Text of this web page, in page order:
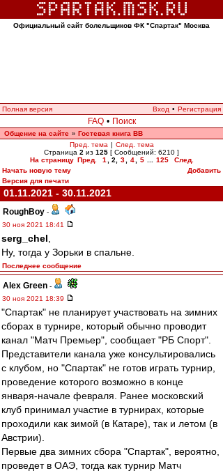
Официальный сайт болельщиков ФК "Спартак" Москва
Полная версия Вход • Регистрация
FAQ • Поиск
Общение на сайте » Гостевая книга ВВ
Пред. тема | След. тема
Страница 2 из 125 [ Сообщений: 6210 ]
На страницу Пред. 1 2 3 4 5 125
След.
Начать новую тему
Добавить
Версия для печати
01.11.2021 - 30.11.2021
RoughBoy -
30 ноя 2021 18:41
serg_chel
Ну, тогда у Зорьки в спальне.
Последнее сообщение
Alex Green -
30 ноя 2021 18:39
"Спартак" не планирует участвовать на зимних
сборах в турнире, который обычно проводит
канал "Матч Премьер", сообщает "РБ Спорт".
Представители канала уже консультировались
с клубом, но "Спартак" не готов играть турнир,
проведение которого возможно в конце
января-начале февраля. Ранее московский
клуб принимал участие в турнирах, которые
проходили как зимой (в Катаре), так и летом (в
Австрии).
Первые два зимних сбора "Спартак", вероятно,
проведет в ОАЭ, тогда как турнир Матч